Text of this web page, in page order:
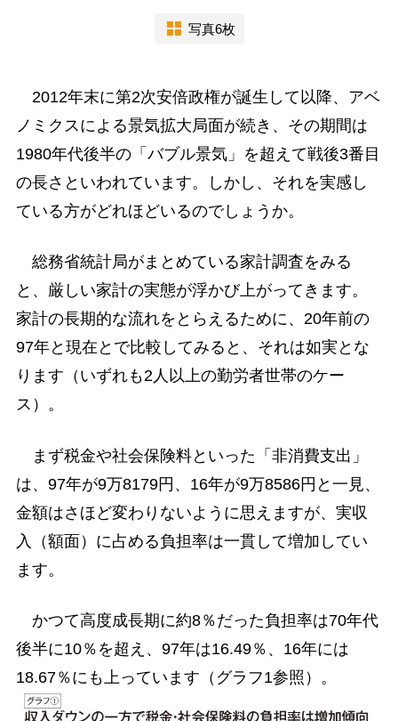
写真6枚
2012年末に第2次安倍政権が誕生して以降、アベ
ノミクスによる景気拡大局面が続き、その期間は
1980年代後半の「バブル景気」を超えて戦後3番目
の長さといわれています。しかし、それを実感し
ている方がどれほどいるのでしょうか。
総務省統計局がまとめている家計調査をみる
と、厳しい家計の実態が浮かび上がってきます。
家計の長期的な流れをとらえるために、20年前の
97年と現在とで比較してみると、それは如実とな
ります（いずれも2人以上の勤労者世帯のケー
ス）。
まず税金や社会保険料といった「非消費支出」
は、97年が9万8179円、16年が9万8586円と一見、
金額はさほど変わりないように思えますが、実収
入（額面）に占める負担率は一貫して増加してい
ます。
かつて高度成長期に約8％だった負担率は70年代
後半に10％を超え、97年は16.49％、16年には
18.67％にも上っています（グラフ1参照）。